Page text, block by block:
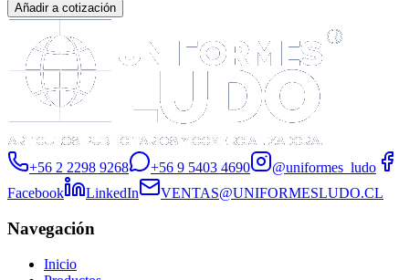
Añadir a cotización
+56 2 2298 9268 +56 9 5403 4690
@uniformes_ludo
Facebook
LinkedIn VENTAS@UNIFORMESLUDO.CL
Navegación
Inicio